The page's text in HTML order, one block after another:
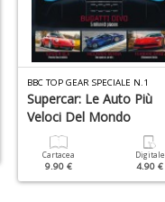
BBC TOP GEAR SPECIALE N.1
Supercar: Le Auto Più
Veloci Del Mondo
Cartacea
9.90 €
Digitale
4.90 €